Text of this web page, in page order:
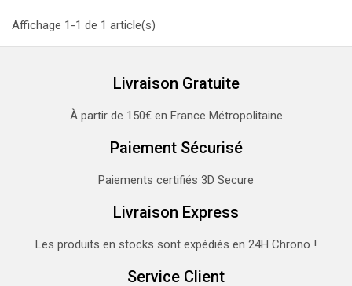
Affichage 1-1 de 1 article(s)
Livraison Gratuite
À partir de 150€ en France Métropolitaine
Paiement Sécurisé
Paiements certifiés 3D Secure
Livraison Express
Les produits en stocks sont expédiés en 24H Chrono !
Service Client